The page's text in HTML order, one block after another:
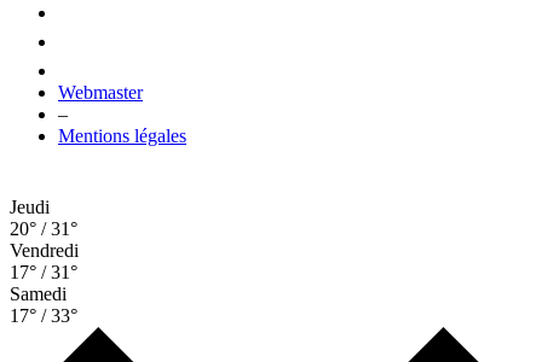
Webmaster
–
Mentions légales
Jeudi
20° / 31°
Vendredi
17° / 31°
Samedi
17° / 33°